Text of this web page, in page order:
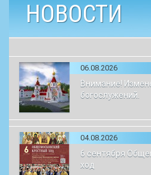
НОВОСТИ
06.08.2026
Внимание!
богослужений.
04.08.2026
6 сентября
ход